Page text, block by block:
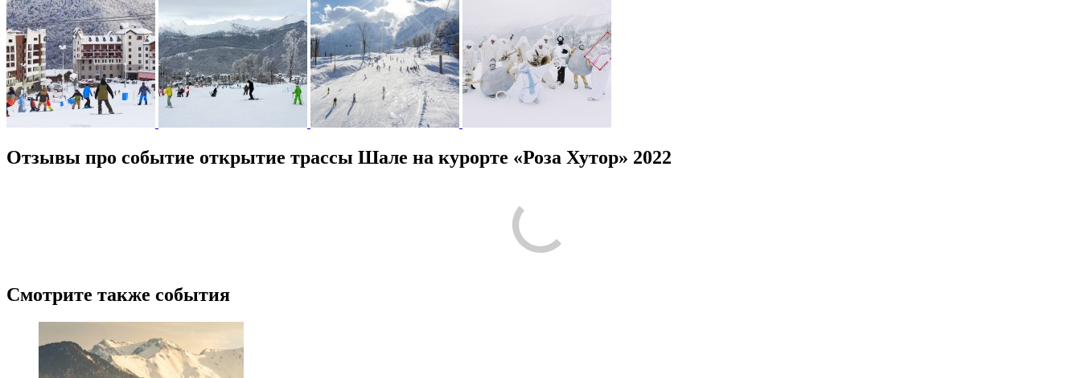
Отзывы про событие открытие трассы Шале на курорте «Роза Хутор» 2022
Пожалуйста, оставьте подробный отзыв или комментарий, чтобы другим людям было проще принять решение по поводу посещения! Расскажите о том, что стоит знать тем, кто только планирует
посещение.